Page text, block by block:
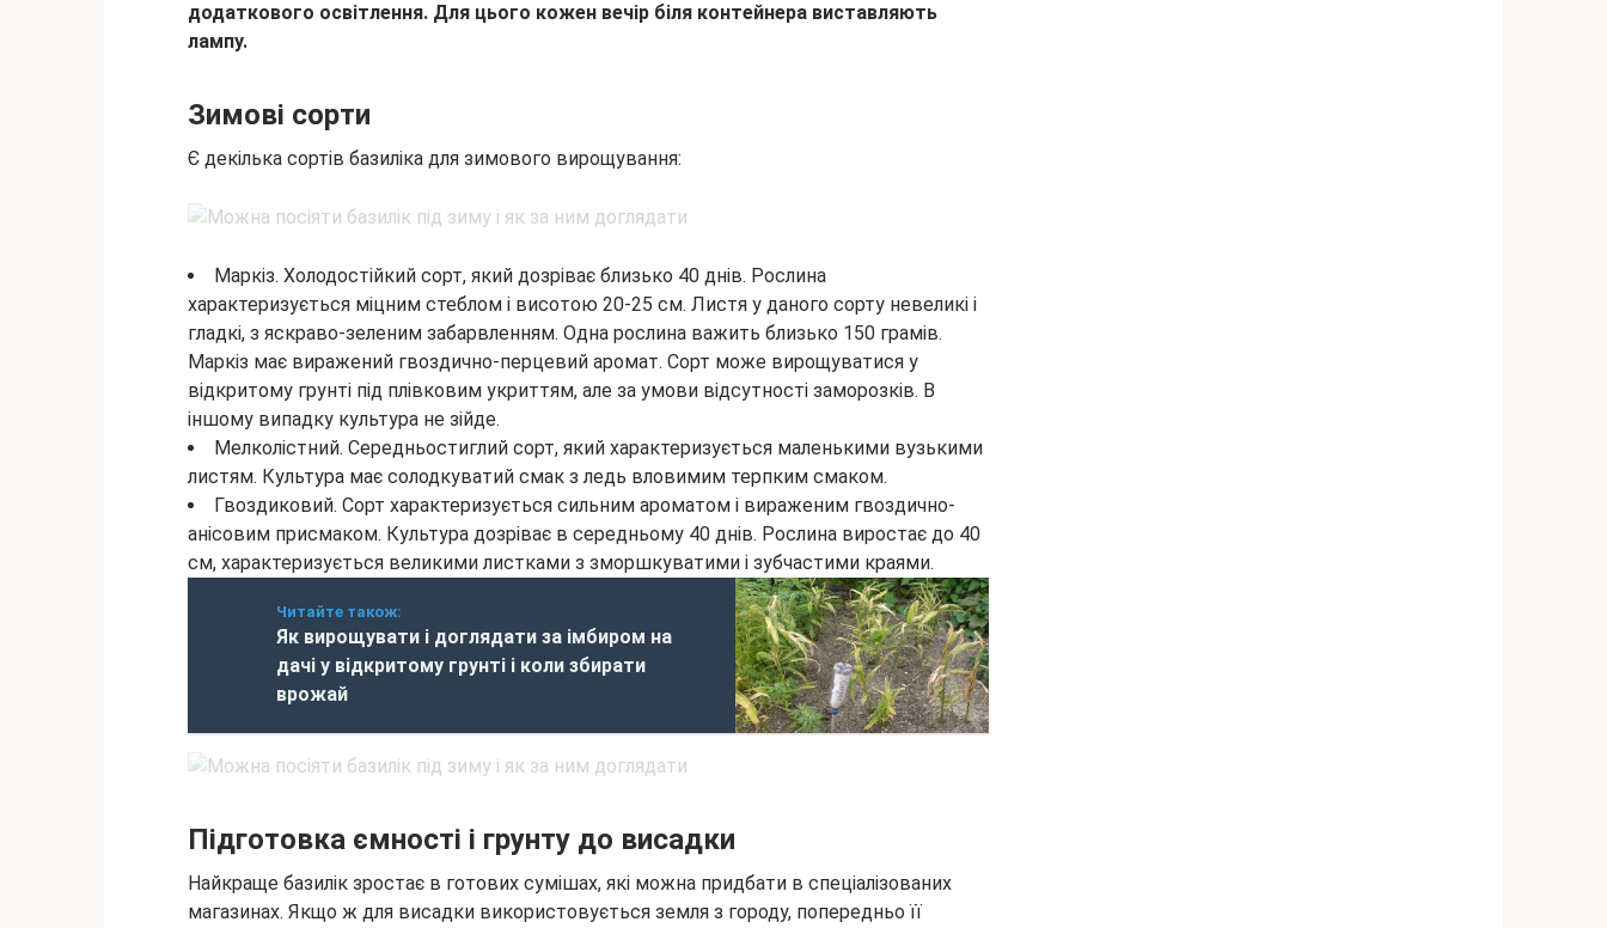
додаткового освітлення. Для цього кожен вечір біля контейнера виставляють
лампу.
Зимові сорти
Є декілька сортів базиліка для зимового вирощування:
Маркіз. Холодостійкий сорт, який дозріває близько 40 днів. Рослина
характеризується міцним стеблом і висотою 20-25 см. Листя у даного сорту невеликі і
гладкі, з яскраво-зеленим забарвленням. Одна рослина важить близько 150 грамів.
Маркіз має виражений гвоздично-перцевий аромат. Сорт може вирощуватися у
відкритому грунті під плівковим укриттям, але за умови відсутності заморозків. В
іншому випадку культура не зійде.
Мелколістний. Середньостиглий сорт, який характеризується маленькими вузькими
листям. Культура має солодкуватий смак з ледь вловимим терпким смаком.
Гвоздиковий. Сорт характеризується сильним ароматом і вираженим гвоздично-
анісовим присмаком. Культура дозріває в середньому 40 днів. Рослина виростає до 40
см, характеризується великими листками з зморшкуватими і зубчастими краями.
Читайте також:
Як вирощувати і доглядати за імбиром на
дачі у відкритому грунті і коли збирати
врожай
Підготовка ємності і грунту до висадки
Найкраще базилік зростає в готових сумішах, які можна придбати в спеціалізованих
магазинах. Якщо ж для висадки використовується земля з городу, попередньо її